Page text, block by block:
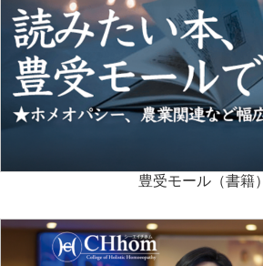
豊受モール（書籍）